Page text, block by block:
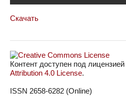
Скачать
Контент доступен под лицензией
Attribution 4.0 License.
ISSN 2658-6282 (Online)